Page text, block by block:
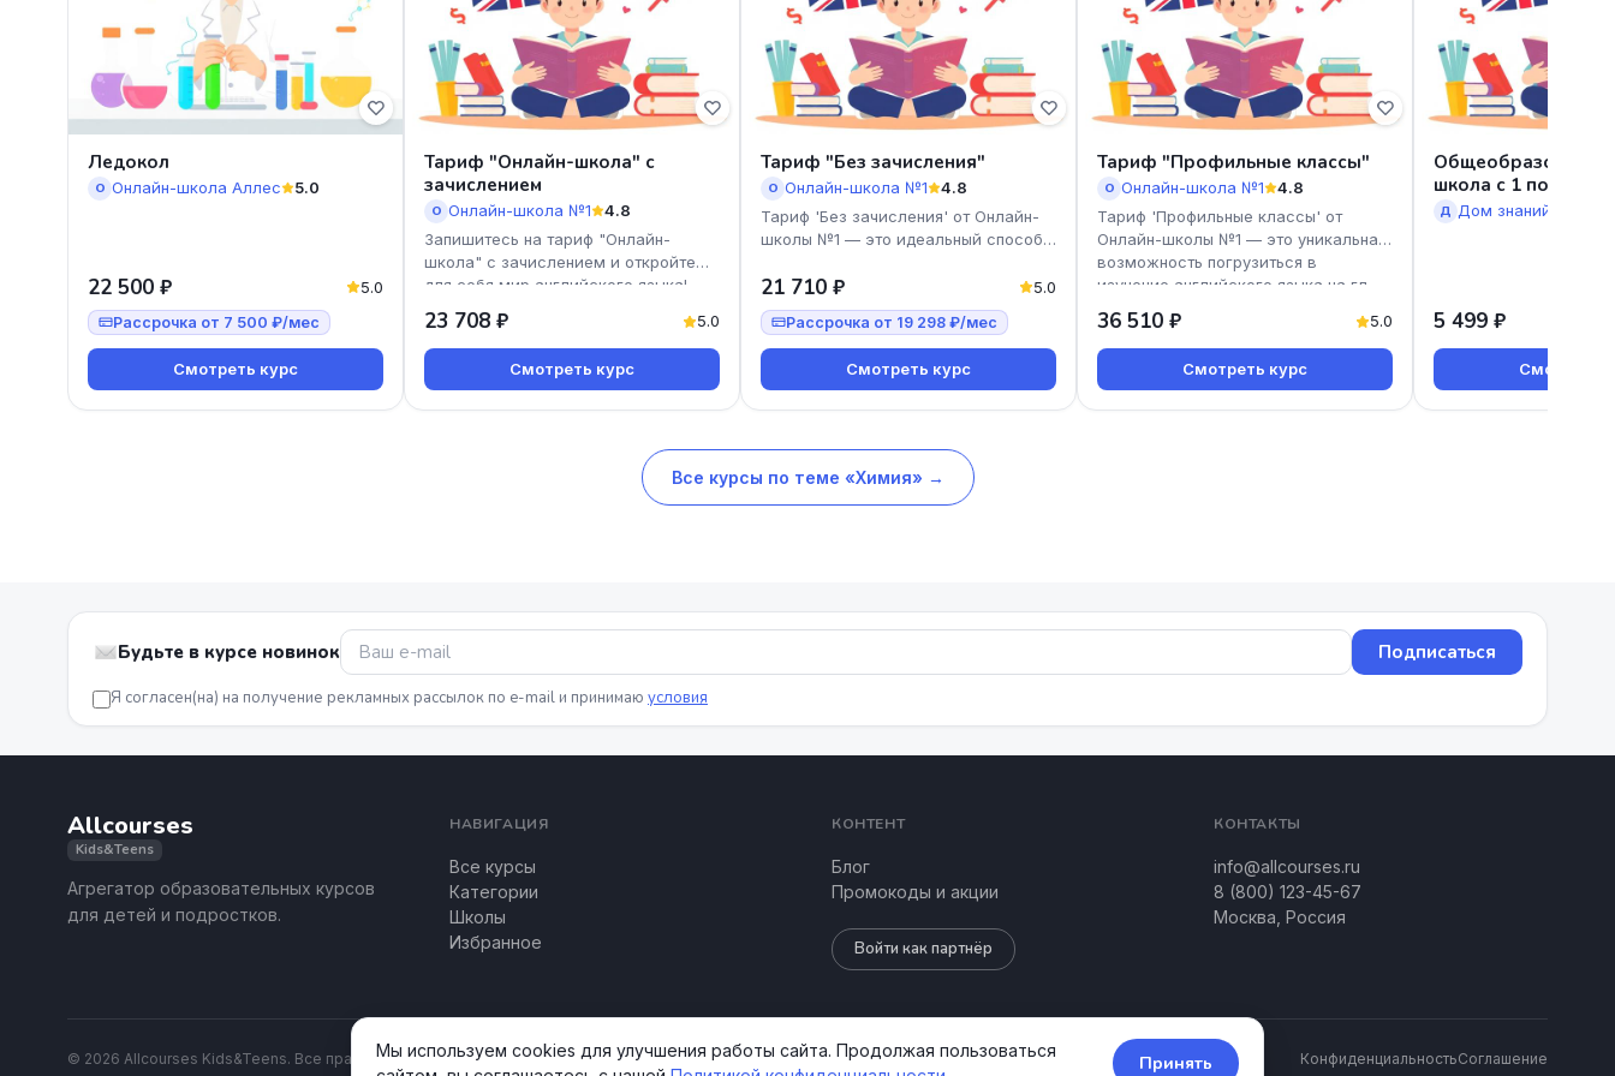
Ледокол
О Онлайн-школа Аллес 5.0
22 500 ₽ 5.0
Рассрочка от 7 500 ₽/мес
Смотреть курс
Тариф "Онлайн-школа" с
зачислением
О Онлайн-школа №1
4.8
Запишитесь на тариф "Онлайн-
школа" с зачислением и откройте
для себя мир английского языка!
23 708 ₽ 5.0
Смотреть курс
Тариф "Без зачисления"
О Онлайн-школа №1
4.8
Тариф 'Без зачисления' от Онлайн-
школы №1 — это идеальный способ
без лишних обязательс
21 710 ₽ 5.0
Рассрочка от 19 298 ₽/мес
Смотреть курс
Тариф "Профильные классы"
О Онлайн-школа №1
4.8
Тариф 'Профильные классы' от
Онлайн-школы №1 — это уникальная
возможность погрузиться в
изучение английского языка на гл
36 510 ₽ 5.0
Смотреть курс
школа с 1 по 11
выдачей аттестата
Д Дом знаний
5 499 ₽
Смотреть
Все курсы по теме «Химия» →
Будьте в курсе новинок Подписаться
Я согласен(на) на получение рекламных рассылок по e-mail и принимаю условия
Allcourses
Kids&Teens
Агрегатор образовательных курсов
для детей и подростков.
НАВИГАЦИЯ
Все курсы
Категории
Школы
Избранное
КОНТЕНТ
Блог
Промокоды и акции
Войти как партнёр
КОНТАКТЫ
info@allcourses.ru
8 (800) 123-45-67
Москва, Россия
© 2026 Allcourses Kids&Teens. Все права защищены. КонфиденциальностьСоглашение
Мы используем cookies для улучшения работы сайта. Продолжая пользоваться
Принять